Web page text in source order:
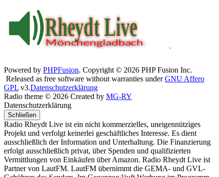
Powered by PHPFusion. Copyright © 2026 PHP Fusion Inc.
Released as free software without warranties underGNU Affero
GPL v3.Datenschutzerklärung
Radio theme © 2026 Created by MG-RY
Datenschutzerklärung
Schließen
Radio Rheydt Live ist ein nicht kommerzielles, uneigennütziges
Projekt und verfolgt keinerlei geschäftliches Interesse. Es dient
ausschließlich der Information und Unterhaltung. Die Finanzierung
erfolgt ausschließlich privat, über Spenden und qualifizierten
Vermittlungen von Einkäufen über Amazon. Radio Rheydt Live ist
Partner von LautFM. LautFM übernimmt die GEMA- und GVL-